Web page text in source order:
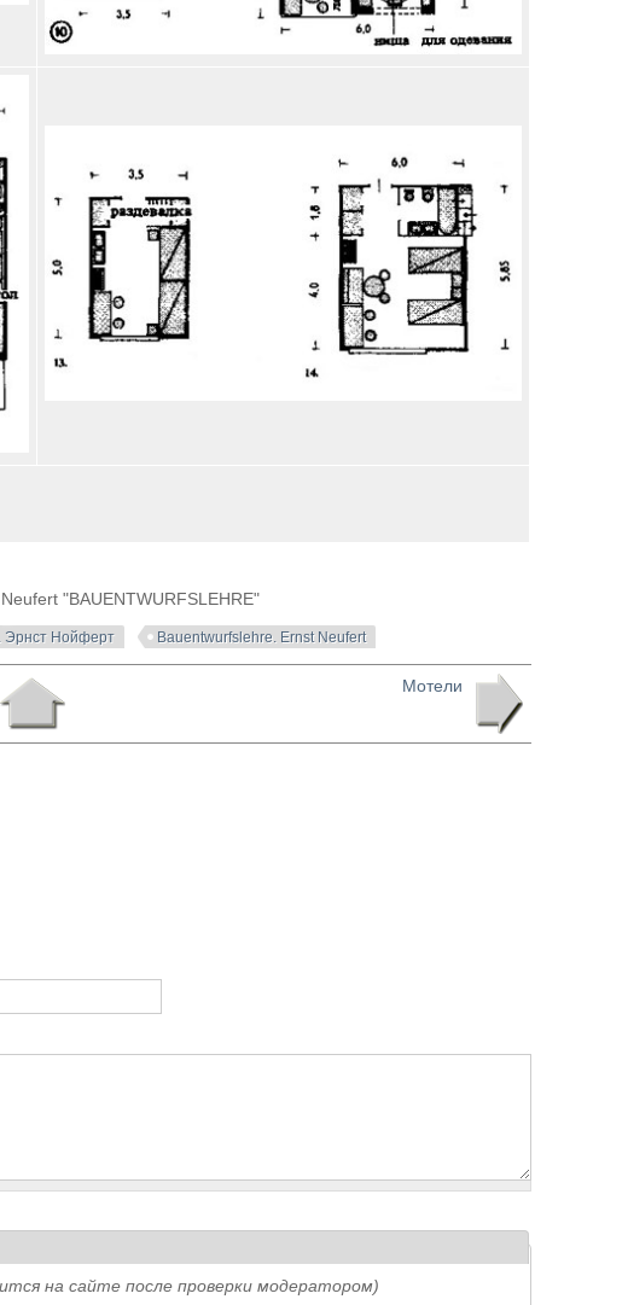
"BAUENTWURFSLEHRE"
Эрнст Нойферт Bauentwurfslehre. Ernst Neufert
Мотели
на сайте после проверки модератором)